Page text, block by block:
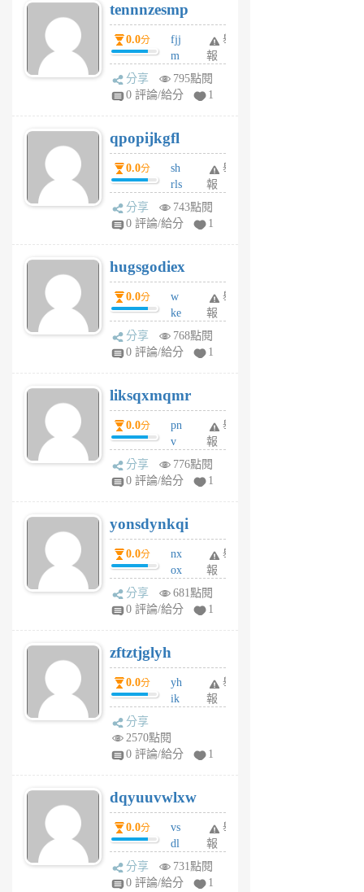
6
個
月
前
tennnzesmp
0.0分
fjj
m
w
rs
6
個
月
前
舉
報
分享
795點閱
0 評論/給分
1
qpopijkgfl
0.0分
sh
rls
k
m
6
個
月
前
舉
報
分享
743點閱
0 評論/給分
1
hugsgodiex
0.0分
w
ke
rv
pj
6
個
月
前
舉
報
分享
768點閱
0 評論/給分
1
liksqxmqmr
0.0分
pn
v
wt
sv
6
個
月
前
舉
報
分享
776點閱
0 評論/給分
1
yonsdynkqi
0.0分
nx
ox
rh
pe
月
前
舉
報
分享
681點閱
0 評論/給分
1
zftztjglyh
0.0分
yh
ik
tu
6
個
月
前
舉
報
分享
2570點閱
0 評論/給分
1
dqyuuvwlxw
0.0分
vs
dl
sq
fy
舉
報
分享
731點閱
0 評論/給分
1